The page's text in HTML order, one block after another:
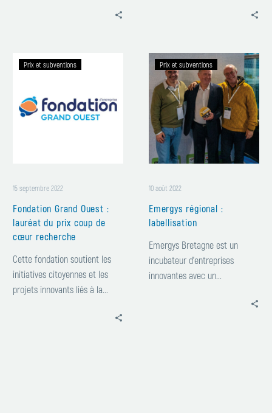
Fondation
:
lauréat
recherche
Prix et subventions
15 septembre 2022
Fondation Grand Ouest :
lauréat du prix coup de
cœur recherche
Cette fondation soutient les
initiatives citoyennes et les
projets innovants liés à la...
Emergys
régional
:
labellisation
Prix et subventions
10 août 2022
Emergys régional :
labellisation
Emergys Bretagne est un
incubateur d’entreprises
innovantes avec un...